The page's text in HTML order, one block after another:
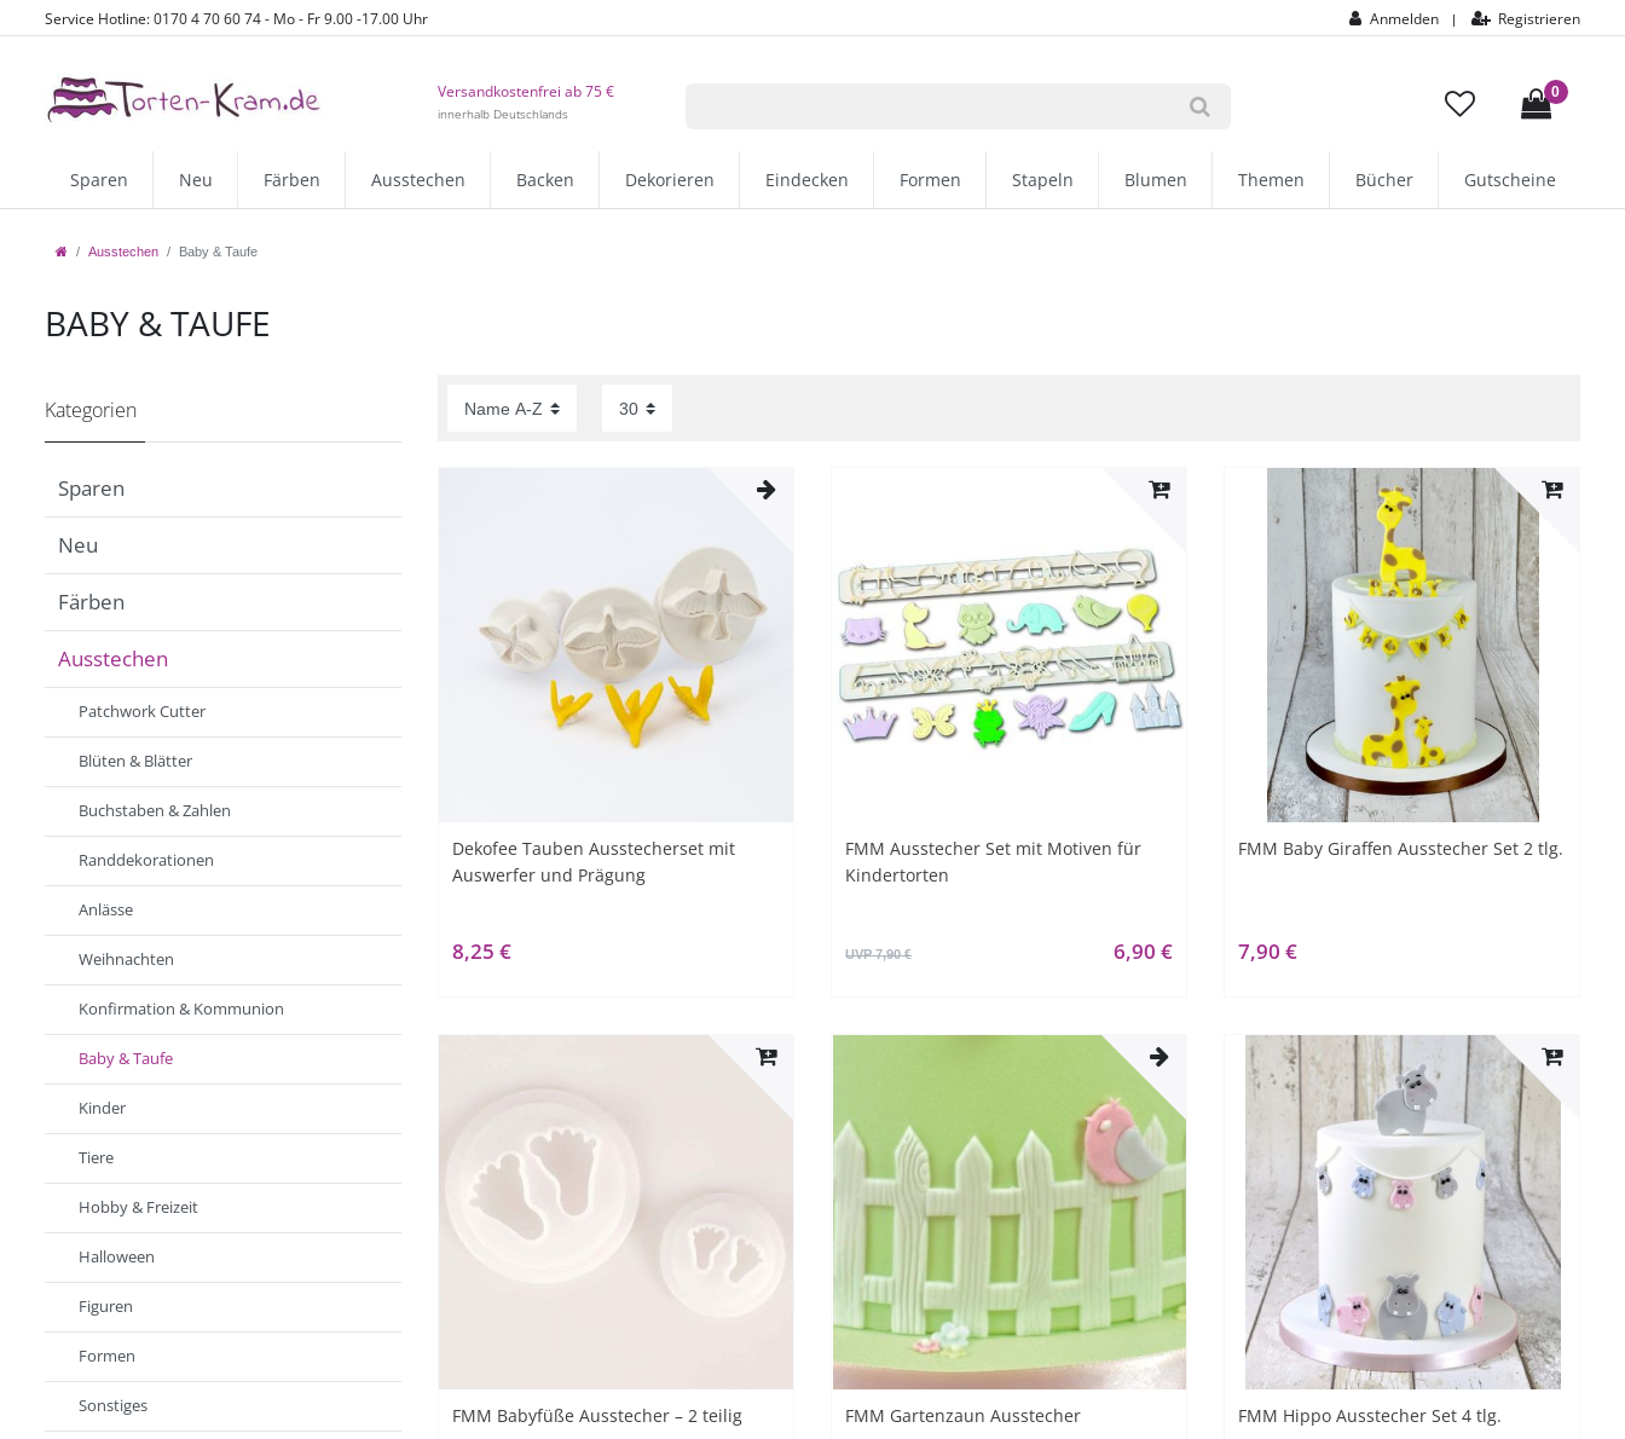
Service Hotline: 0170 4 70 60 74 - Mo - Fr 9.00 -17.00 Uhr Anmelden | Registrieren
Versandkostenfrei ab 75 €
innerhalb Deutschlands
0
Sparen Neu Färben Ausstechen Backen Dekorieren Eindecken Formen Stapeln Blumen Themen Bücher Gutscheine
Ausstechen Baby & Taufe
BABY & TAUFE
Kategorien
Sparen
Neu
Färben
Ausstechen
Patchwork Cutter
Blüten & Blätter
Buchstaben & Zahlen
Randdekorationen
Anlässe
Weihnachten
Konfirmation & Kommunion
Baby & Taufe
Kinder
Tiere
Hobby & Freizeit
Halloween
Figuren
Formen
Sonstiges
Dekofee Tauben Ausstecherset mit
Auswerfer und Prägung
8,25 €
FMM Ausstecher Set mit Motiven für
Kindertorten
UVP 7,90 € 6,90 €
FMM Baby Giraffen Ausstecher Set 2 tlg.
7,90 €
FMM Babyfüße Ausstecher – 2 teilig FMM Gartenzaun Ausstecher FMM Hippo Ausstecher Set 4 tlg.